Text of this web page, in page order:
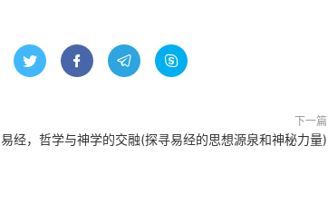
   
下一篇
易经，哲学与神学的交融(探寻易经的思想源泉和神秘力量)